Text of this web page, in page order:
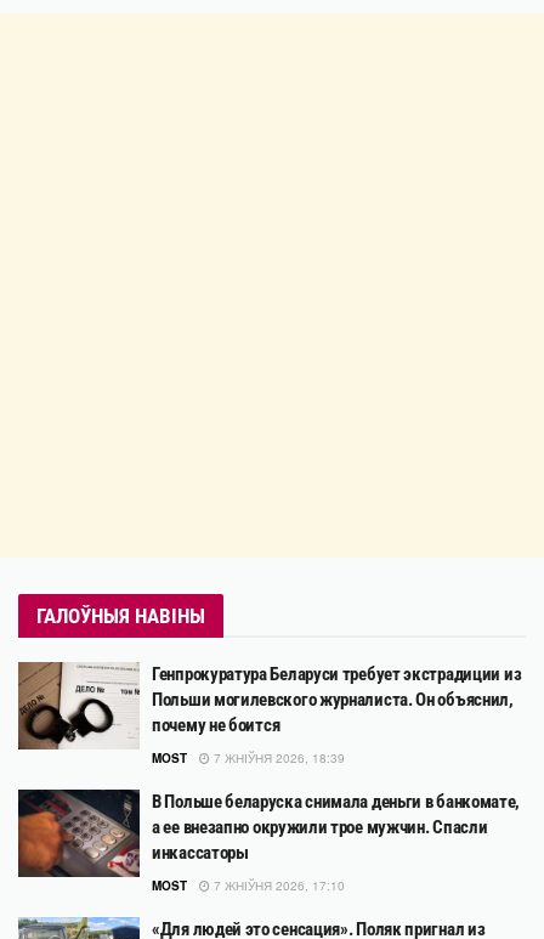
ГАЛОЎНЫЯ НАВІНЫ
Генпрокуратура Беларуси требует экстрадиции из
Польши могилевского журналиста. Он объяснил,
почему не боится
MOST 7 ЖНІЎНЯ 2026, 18:39
В Польше беларуска снимала деньги в банкомате,
а ее внезапно окружили трое мужчин. Спасли
инкассаторы
MOST 7 ЖНІЎНЯ 2026, 17:10
«Для людей это сенсация». Поляк пригнал из